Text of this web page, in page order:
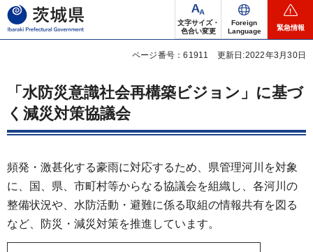
茨城県
文字サイズ・
色合い変更
Foreign
Language
緊急情報
ページ番号：61911 更新日:2022年3月30日
「水防災意識社会再構築ビジョン」に基づ
く減災対策協議会
頻発・激甚化する豪雨に対応するため、県管理河川を対象
に、国、県、市町村等からなる協議会を組織し、各河川の
整備状況や、水防活動・避難に係る取組の情報共有を図る
など、防災・減災対策を推進しています。